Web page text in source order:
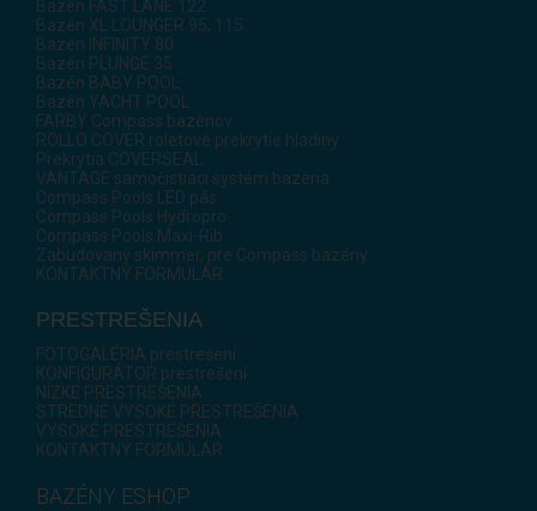
Bazén FAST LANE 122
Bazén XL LOUNGER 95, 115
Bazén INFINITY 80
Bazén PLUNGE 35
Bazén BABY POOL
Bazén YACHT POOL
FARBY Compass bazénov
ROLLO COVER roletové prekrytie hladiny
Prekrytia COVERSEAL
VANTAGE samočistiaci systém bazéna
Compass Pools LED pás
Compass Pools Hydropro
Compass Pools Maxi-Rib
Zabudovaný skimmer, pre Compass bazény
KONTAKTNÝ FORMULÁR
PRESTREŠENIA
FOTOGALÉRIA prestrešení
KONFIGURÁTOR prestrešení
NÍZKE PRESTREŠENIA
STREDNE VYSOKÉ PRESTREŠENIA
VYSOKÉ PRESTREŠENIA
KONTAKTNÝ FORMULÁR
BAZÉNY ESHOP